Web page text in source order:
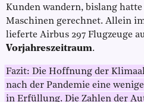
Kunden wandern, bislang
Maschinen gerechnet. Allein
lieferte Airbus 297 Flugzeuge
Vorjahreszeitraum.
Fazit: Die Hoffnung der
nach der Pandemie eine
in Erfüllung. Die Zahlen der